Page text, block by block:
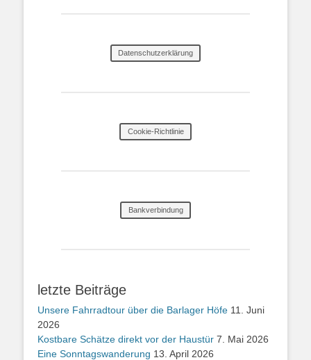
Datenschutzerklärung
Cookie-Richtlinie
Bankverbindung
letzte Beiträge
Unsere Fahrradtour über die Barlager Höfe 11. Juni
2026
Kostbare Schätze direkt vor der Haustür 7. Mai 2026
Eine Sonntagswanderung 13. April 2026